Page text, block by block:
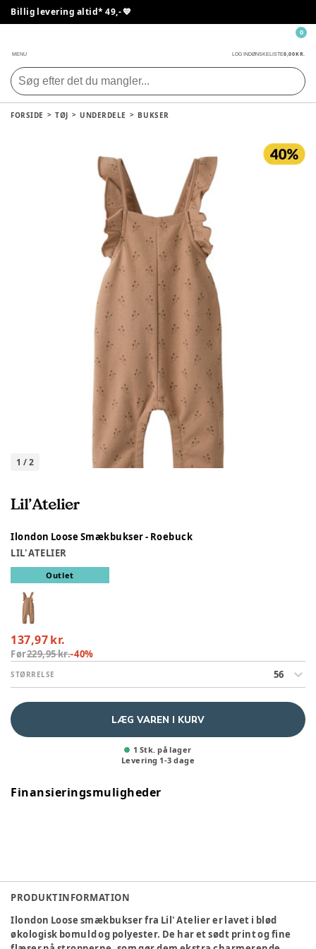
Billig levering altid* 49,- 💙
MENU LOG INDØNSKELISTE0,00 KR.
0
FORSIDE TØJ UNDERDELE BUKSER
1 /2
Ilondon Loose Smækbukser - Roebuck
LIL' ATELIER
Outlet
137,97 kr.
Før229,95 kr.-40%
STØRRELSE 56
LÆG VAREN I KURV
1 Stk. på lager
Levering 1-3 dage
Finansieringsmuligheder
PRODUKTINFORMATION
Ilondon Loose smækbukser fra Lil' Atelier er lavet i blød
økologisk bomuld og polyester. De har et sødt print og fine